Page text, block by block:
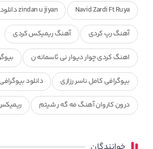
Navid Zardi Ft Ruya zindan u jiyan دانلود اهنگ
آهنگ رپ کردی آهنگ ریمیکس کردی
اهنگ کردی چوار دیوار نی ئاسمانه ن
بیوگرافی کامل ناسر رزازی دانلود
درون کاروان آهنگ مه گه ر شیتم